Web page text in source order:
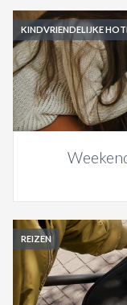
KINDVRIENDELIJKE
REIZEN